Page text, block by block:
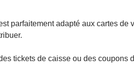
parfaitement adapté aux cartes de
tickets de caisse ou des coupons